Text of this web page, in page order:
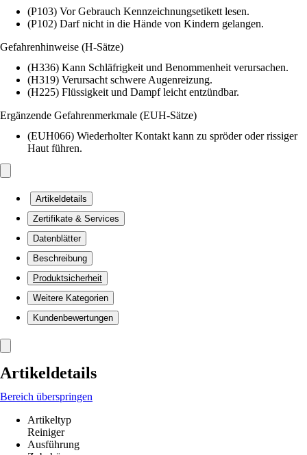
(P103) Vor Gebrauch Kennzeichnungsetikett lesen.
(P102) Darf nicht in die Hände von Kindern gelangen.
Gefahrenhinweise (H-Sätze)
(H336) Kann Schläfrigkeit und Benommenheit verursachen.
(H319) Verursacht schwere Augenreizung.
(H225) Flüssigkeit und Dampf leicht entzündbar.
Ergänzende Gefahrenmerkmale (EUH-Sätze)
(EUH066) Wiederholter Kontakt kann zu spröder oder rissiger
Haut führen.
Artikeldetails
Zertifikate & Services
Datenblätter
Beschreibung
Produktsicherheit
Weitere Kategorien
Kundenbewertungen
Artikeldetails
Bereich überspringen
Artikeltyp
Reiniger
Ausführung